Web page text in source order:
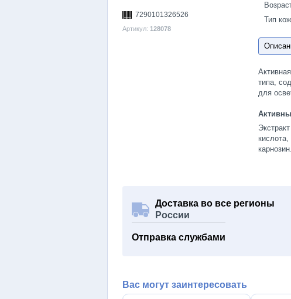
7290101326526
Артикул: 128078
Тип
типа,
для
карнозин.
Доставка во все регионы
России
Отправка службами
Вас могут заинтересовать